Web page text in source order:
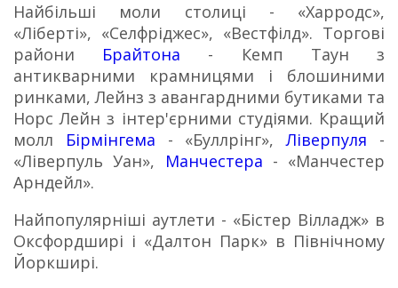
Найбільші моли столиці - «Харродс»,
«Ліберті», «Селфріджес», «Вестфілд». Торгові
райони Брайтона - Кемп Таун з
антикварними крамницями і блошиними
ринками, Лейнз з авангардними бутиками та
Норс Лейн з інтер'єрними студіями. Кращий
молл Бірмінгема - «Буллрінг»,Ліверпуля -
«Ліверпуль Уан»,
Манчестера - «Манчестер
Арндейл».
Найпопулярніші аутлети - «Бістер Вілладж» в
Оксфордширі і «Далтон Парк» в Північному
Йоркширі.